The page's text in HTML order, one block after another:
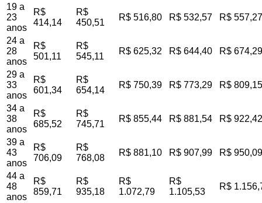
19 a
23
anos
R$
414,14
R$
450,51
R$ 516,80 R$ 532,57 R$ 557,27
24 a
28
anos
R$
501,11
R$
545,11
R$ 625,32 R$ 644,40 R$ 674,29
29 a
33
anos
R$
601,34
R$
654,14
R$ 750,39 R$ 773,29 R$ 809,15
34 a
38
anos
R$
685,52
R$
745,71
R$ 855,44 R$ 881,54 R$ 922,42
39 a
43
anos
R$
706,09
R$
768,08
R$ 881,10 R$ 907,99 R$ 950,09
44 a
48
anos
R$
859,71
R$
935,18
R$
1.072,79
R$
1.105,53
R$